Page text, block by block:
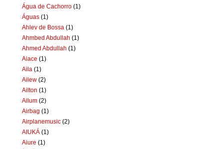
Água de Cachorro (1)
Águas (1)
Ahlev de Bossa (1)
Ahmbed Abdullah (1)
Ahmed Abdullah (1)
Aiace (1)
Aila (1)
Ailew (2)
Ailton (1)
Ailum (2)
Airbag (1)
Airplanemusic (2)
AIUKÁ (1)
Aiure (1)